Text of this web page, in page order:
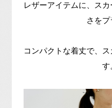
レザーアイテムに、ス
さをプ
コンパクトな着丈で、
す